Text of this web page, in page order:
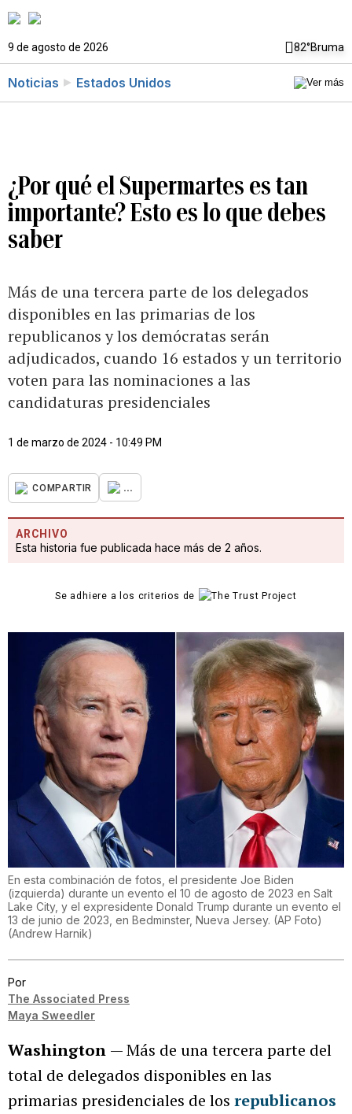
9 de agosto de 2026 82°Bruma
Noticias Estados Unidos
¿Por qué el Supermartes es tan
importante? Esto es lo que debes
saber
Más de una tercera parte de los delegados
disponibles en las primarias de los
republicanos y los demócratas serán
adjudicados, cuando 16 estados y un territorio
voten para las nominaciones a las
candidaturas presidenciales
1 de marzo de 2024 - 10:49 PM
COMPARTIR ...
ARCHIVO
Esta historia fue publicada hace más de 2 años.
Se adhiere a los criterios de
En esta combinación de fotos, el presidente Joe Biden
(izquierda) durante un evento el 10 de agosto de 2023 en Salt
Lake City, y el expresidente Donald Trump durante un evento el
13 de junio de 2023, en Bedminster, Nueva Jersey. (AP Foto)
(Andrew Harnik)
Por
The Associated Press
Maya Sweedler
Washington — Más de una tercera parte del
total de delegados disponibles en las
primarias presidenciales de los republicanos